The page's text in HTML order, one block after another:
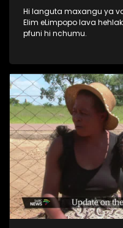
Hi languta maxangu ya vaaki
Elim eLimpopo lava
pfuni hi nchumu.